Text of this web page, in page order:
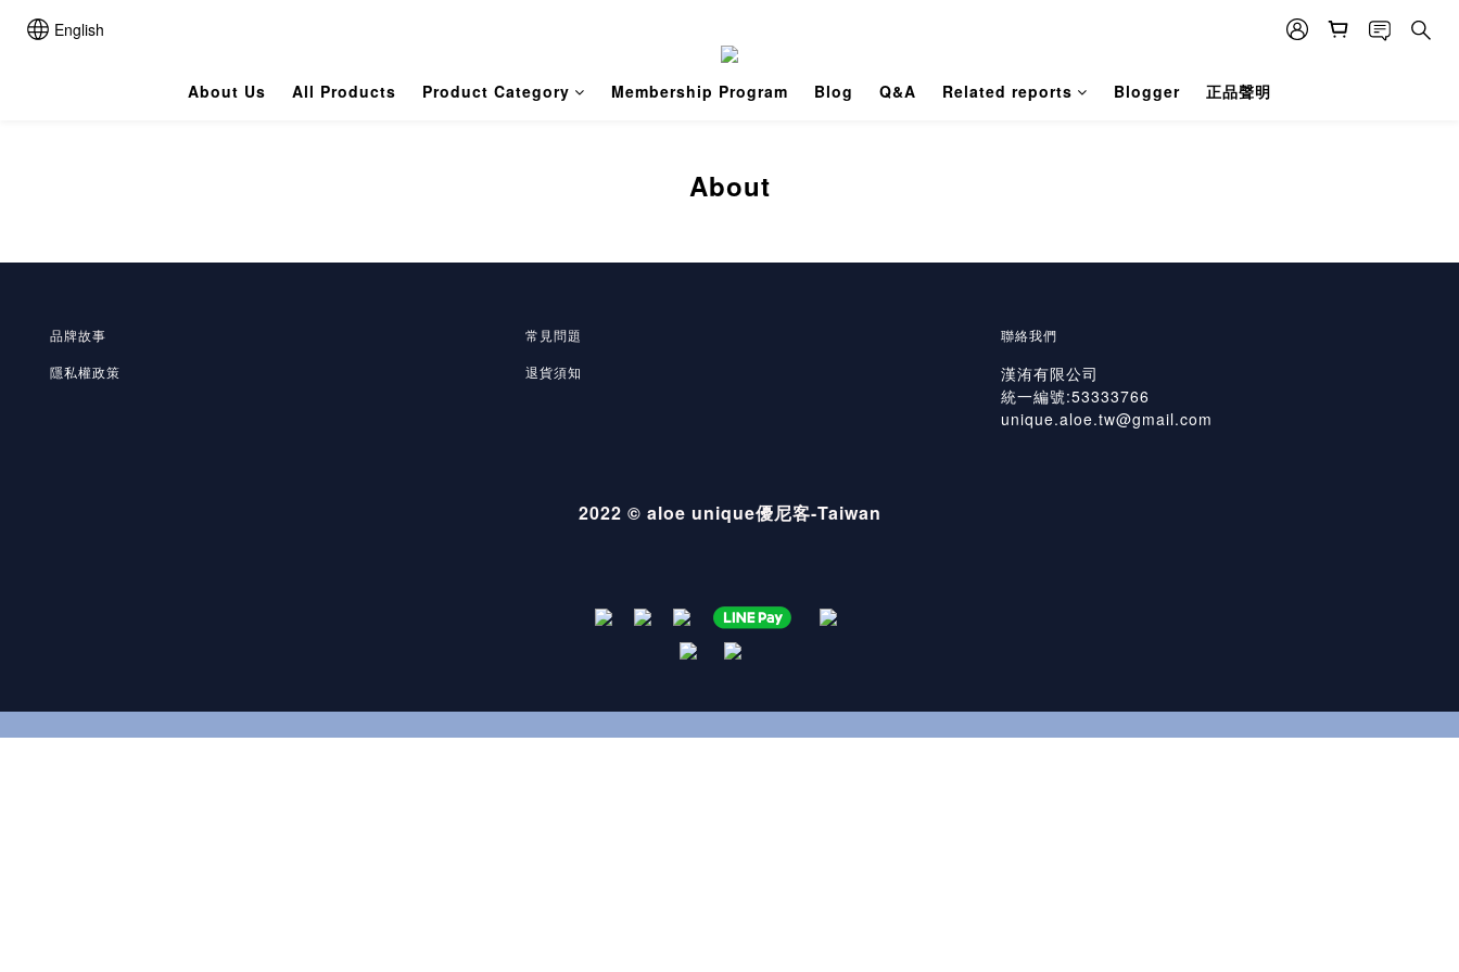
English
About Us All Products Product Category Membership Program Blog Q&A Related reports Blogger 正品聲明
About
品牌故事
隱私權政策
常見問題
退貨須知
聯絡我們
漢洧有限公司
統一編號:53333766
unique.aloe.tw@gmail.com
2022 © aloe unique優尼客-Taiwan